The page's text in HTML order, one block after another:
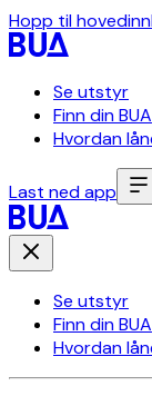
Hopp til
Se utstyr
Finn din BUA
Hvordan
Last ned app
Se utstyr
Finn din BUA
Hvordan